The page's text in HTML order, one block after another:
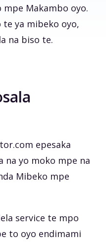
Makambo oyo.
ya mibeko oyo,
na biso te.
epesaka
na yo moko mpe na
Mibeko mpe
service te mpo
to oyo endimami